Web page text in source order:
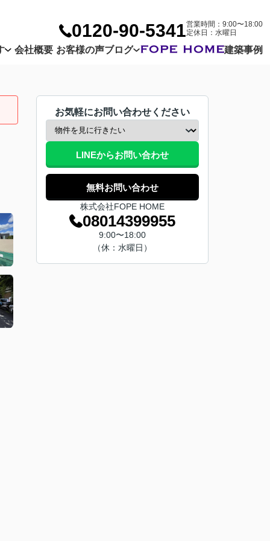
0120-90-5341営業時間：9:00〜18:00
定休日：水曜日
会社概要 お客様の声ブログ
建築事例
お気軽にお問い合わせください
LINEからお問い合わせ
無料お問い合わせ
株式会社FOPE HOME
08014399955
9:00〜18:00
（休：水曜日）